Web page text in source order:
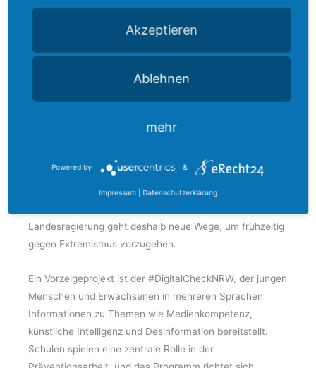
Maßnahmen warten. NRW setzt sich deshalb für
rechtsstaatliche Grenzverfahren an den EU-
Menschen mit Bleibeperspektive innerhalb der EU ein.
ist die Prävention. Wir wissen, dass gerade junge
Menschen, wie der tragische Anschlag von Solingen
Landesregierung geht deshalb neue Wege, um frühzeitig
gegen Extremismus vorzugehen.
Ein Vorzeigeprojekt ist der #DigitalCheckNRW, der jungen
Menschen und Erwachsenen in mehreren Sprachen
Informationen zu Themen wie Medienkompetenz,
künstliche Intelligenz und Desinformation bereitstellt.
Schulen spielen eine zentrale Rolle in der
Akzeptieren
Ablehnen
mehr
Powered by &
Impressum Datenschutzerklärung